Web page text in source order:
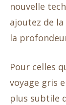
nouvelle
ajoutez de
la
Pour celles
voyage gris
plus subtile